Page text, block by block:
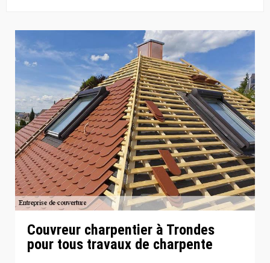
Couvreur charpentier à Trondes
pour tous travaux de charpente